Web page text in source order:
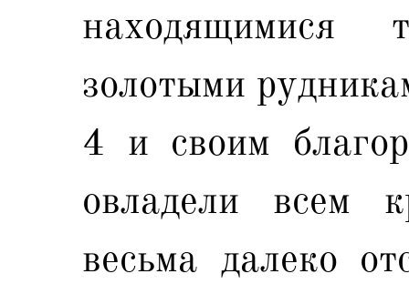
находящимися
золотыми
4 и своим
овладели всем
весьма далеко